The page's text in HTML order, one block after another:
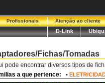
Profissionais Atenção ao cliente
D-Link
Fichas/Tomadas
pode encontrar diversos tipos de
a que pertence: •